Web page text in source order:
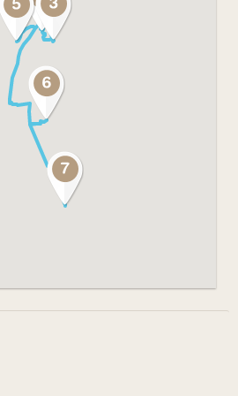
des chapelles
rouge)
m
m
de Saint-Maurice